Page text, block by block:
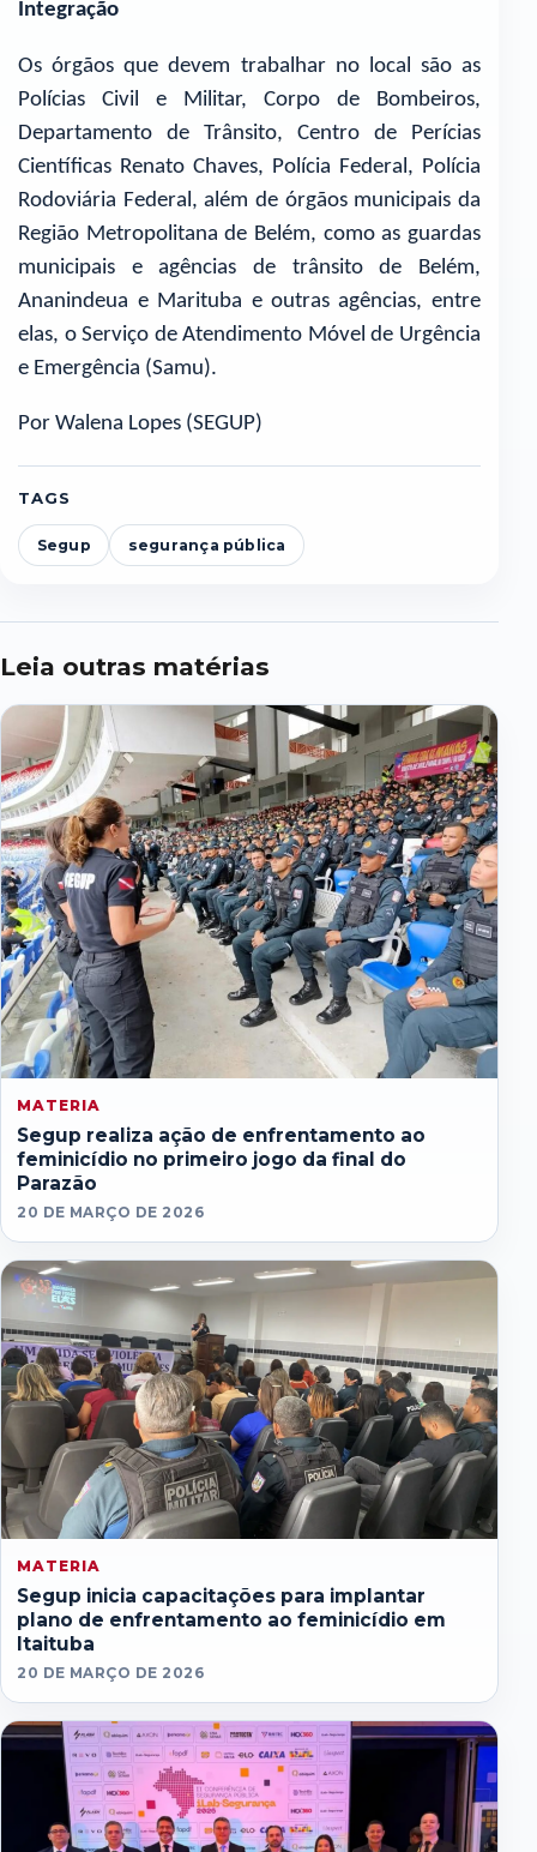
Integração
Os órgãos que devem trabalhar no local são as
Polícias Civil e Militar, Corpo de Bombeiros,
Departamento de Trânsito, Centro de Perícias
Científicas Renato Chaves, Polícia Federal, Polícia
Rodoviária Federal, além de órgãos municipais da
Região Metropolitana de Belém, como as guardas
municipais e agências de trânsito de Belém,
Ananindeua e Marituba e outras agências, entre
elas, o Serviço de Atendimento Móvel de Urgência
e Emergência (Samu).
Por Walena Lopes (SEGUP)
TAGS
Segup segurança pública
Leia outras matérias
MATERIA
Segup realiza ação de enfrentamento ao
feminicídio no primeiro jogo da final do
Parazão
20 DE MARÇO DE 2026
MATERIA
Segup inicia capacitações para implantar
plano de enfrentamento ao feminicídio em
Itaituba
20 DE MARÇO DE 2026